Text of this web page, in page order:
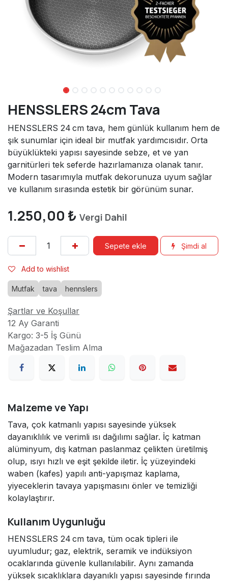
HENSSLERS 24cm Tava
HENSSLERS 24 cm tava, hem günlük kullanım hem de
şık sunumlar için ideal bir mutfak yardımcısıdır. Orta
büyüklükteki yapısı sayesinde sebze, et ve yan
garnitürleri tek seferde hazırlamanıza olanak tanır.
Modern tasarımıyla mutfak dekorunuza uyum sağlar
ve kullanım sırasında estetik bir görünüm sunar.
1.250,00 ₺ Vergi Dahil
Sepete ekle Şimdi al
Add to wishlist
Mutfak tava hennslers
Şartlar ve Koşullar
12 Ay Garanti
Kargo: 3-5 İş Günü
Mağazadan Teslim Alma
Malzeme ve Yapı
Tava, çok katmanlı yapısı sayesinde yüksek
dayanıklılık ve verimli ısı dağılımı sağlar. İç katman
alüminyum, dış katman paslanmaz çelikten üretilmiş
olup, ısıyı hızlı ve eşit şekilde iletir. İç yüzeyindeki
waben (kafes) yapılı anti-yapışmaz kaplama,
yiyeceklerin tavaya yapışmasını önler ve temizliği
kolaylaştırır.
Kullanım Uygunluğu
HENSSLERS 24 cm tava, tüm ocak tipleri ile
uyumludur; gaz, elektrik, seramik ve indüksiyon
ocaklarında güvenle kullanılabilir. Aynı zamanda
yüksek sıcaklıklara dayanıklı yapısı sayesinde fırında